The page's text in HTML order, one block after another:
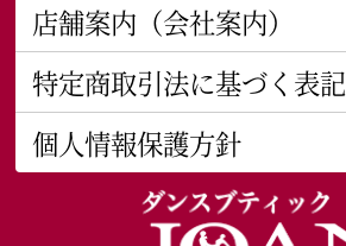
店舗案内（会社案内）
特定商取引法に基づく表記
個人情報保護方針